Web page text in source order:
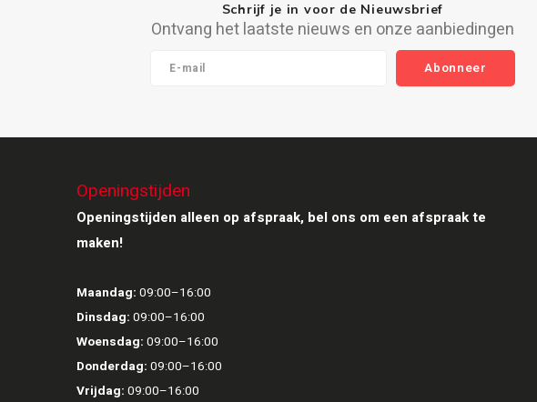
Schrijf je in voor de Nieuwsbrief
Ontvang het laatste nieuws en onze aanbiedingen
Abonneer
Openingstijden
Openingstijden alleen op afspraak, bel ons om een afspraak te
maken!
Maandag: 09:00–16:00
Dinsdag: 09:00–16:00
Woensdag: 09:00–16:00
Donderdag: 09:00–16:00
Vrijdag: 09:00–16:00